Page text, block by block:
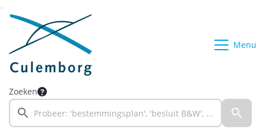
Ga naar de inhoud van deze pagina
Ga naar het zoeken
Ga naar het menu
Menu
Zoeken